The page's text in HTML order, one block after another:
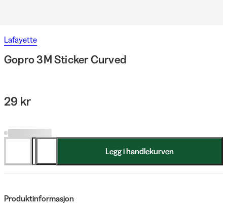
Lafayette
Gopro 3M Sticker Curved
29 kr
Legg i handlekurven
Produktinformasjon